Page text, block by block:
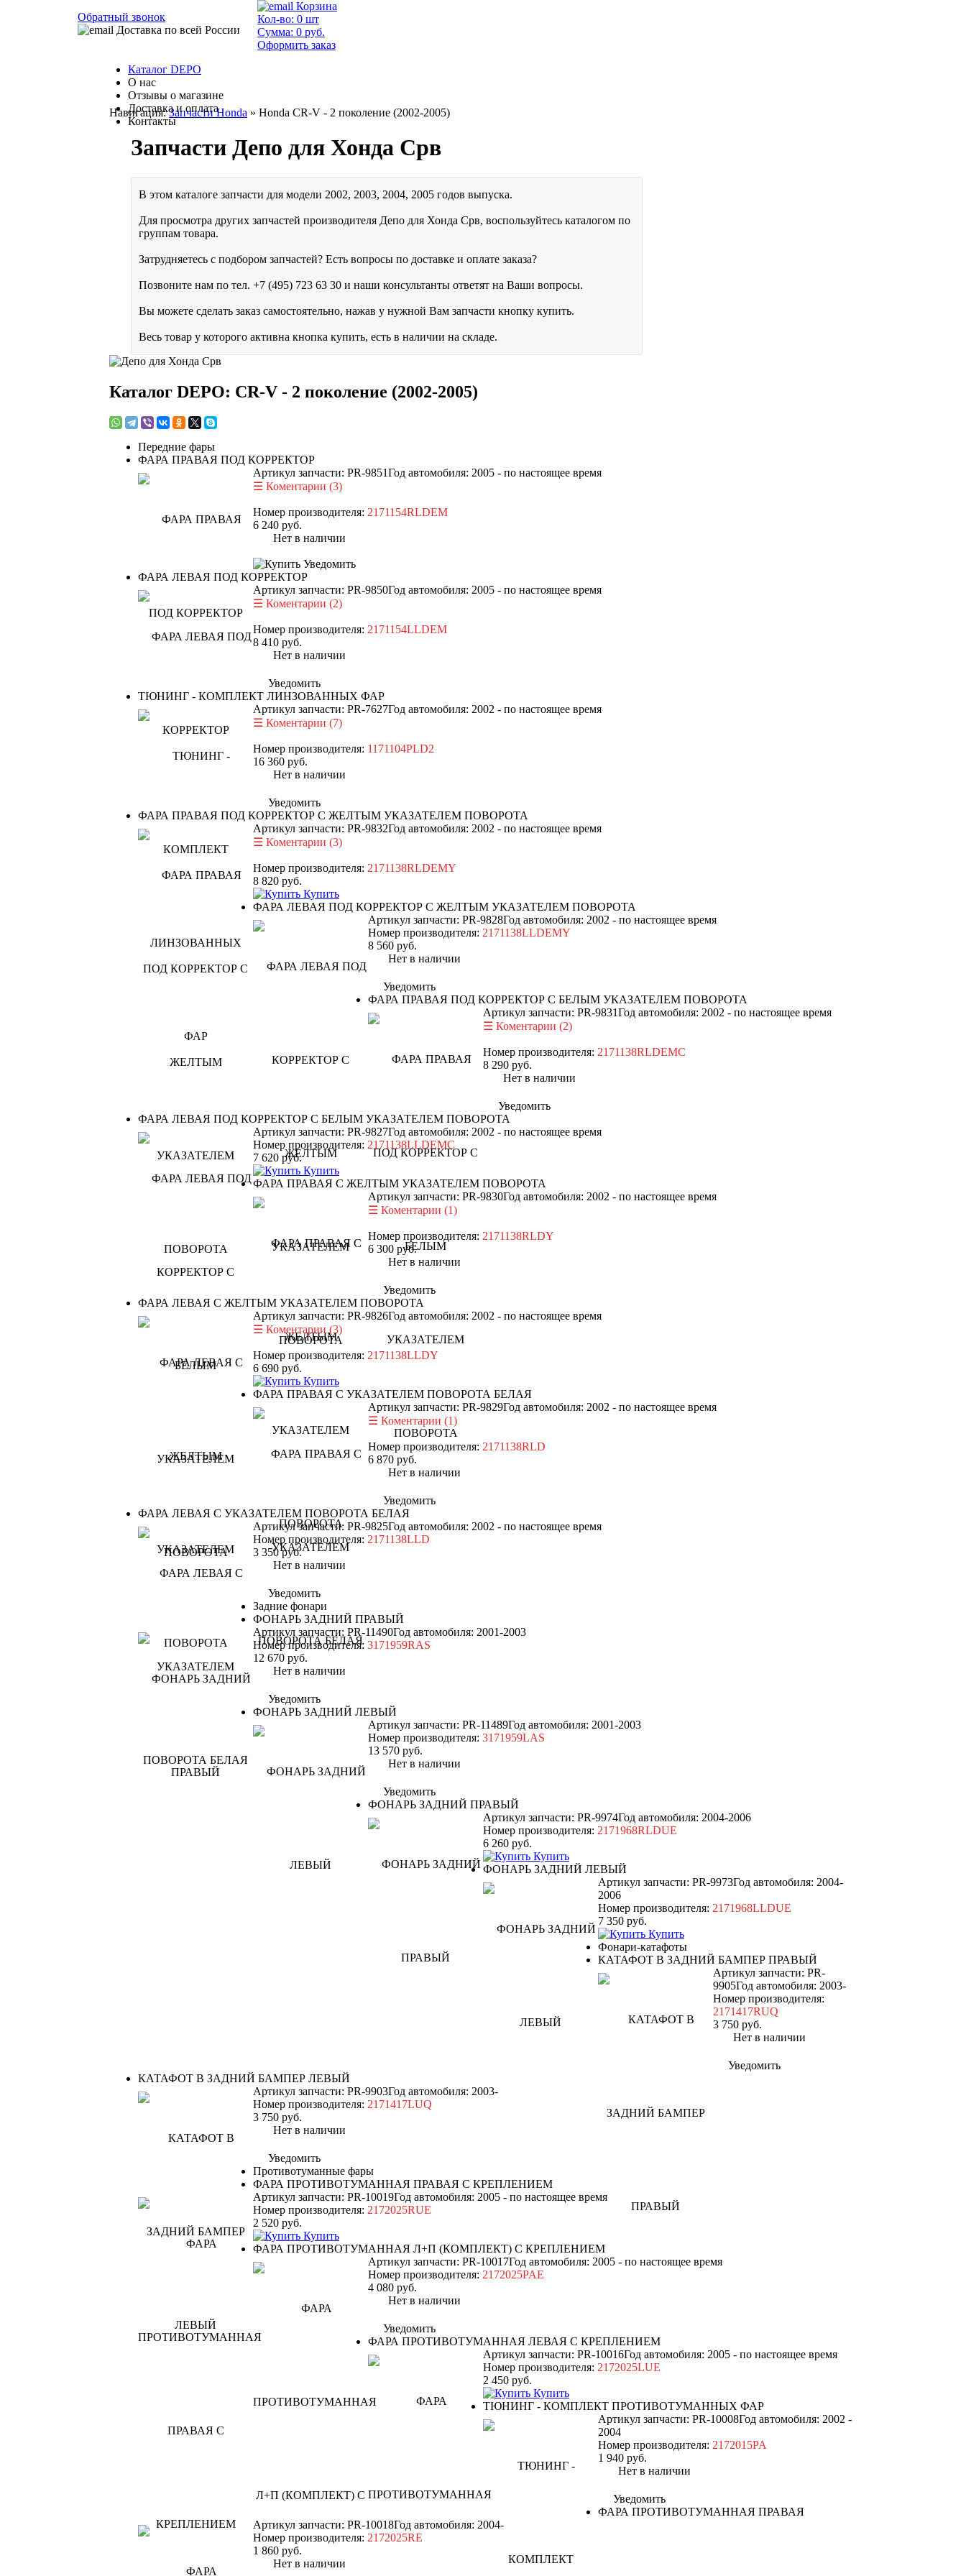
Навигация:Запчасти Honda » Honda CR-V - 2 поколение (2002-2005)
Запчасти Депо для Хонда Срв
В этом каталоге запчасти для модели 2002, 2003, 2004, 2005 годов выпуска.
Для просмотра других запчастей производителя Депо для Хонда Срв, воспользуйтесь каталогом по
группам товара.
Затрудняетесь с подбором запчастей? Есть вопросы по доставке и оплате заказа?
Позвоните нам по тел. +7 (495) 723 63 30 и наши консультанты ответят на Ваши вопросы.
Вы можете сделать заказ самостоятельно, нажав у нужной Вам запчасти кнопку купить.
Весь товар у которого активна кнопка купить, есть в наличии на складе.
Каталог DEPO: CR-V - 2 поколение (2002-2005)
Передние фары
ФАРА ПРАВАЯ ПОД КОРРЕКТОР
Артикул запчасти: PR-9851Год автомобиля: 2005 - по настоящее время
Коментарии (3)
Номер производителя: 2171154RLDEM
6 240 руб.
Нет в наличии
Уведомить
ФАРА ЛЕВАЯ ПОД КОРРЕКТОР
Артикул запчасти: PR-9850Год автомобиля: 2005 - по настоящее время
Коментарии (2)
Номер производителя: 2171154LLDEM
8 410 руб.
Нет в наличии
Уведомить
ТЮНИНГ - КОМПЛЕКТ ЛИНЗОВАННЫХ ФАР
Артикул запчасти: PR-7627Год автомобиля: 2002 - по настоящее время
Коментарии (7)
Номер производителя: 1171104PLD2
16 360 руб.
Нет в наличии
Уведомить
ФАРА ПРАВАЯ ПОД КОРРЕКТОР С ЖЕЛТЫМ УКАЗАТЕЛЕМ ПОВОРОТА
Артикул запчасти: PR-9832Год автомобиля: 2002 - по настоящее время
Коментарии (3)
Номер производителя: 2171138RLDEMY
8 820 руб.
Купить
ФАРА ЛЕВАЯ ПОД КОРРЕКТОР С ЖЕЛТЫМ УКАЗАТЕЛЕМ ПОВОРОТА
Артикул запчасти: PR-9828Год автомобиля: 2002 - по настоящее время
Номер производителя: 2171138LLDEMY
8 560 руб.
Нет в наличии
Уведомить
ФАРА ПРАВАЯ ПОД КОРРЕКТОР С БЕЛЫМ УКАЗАТЕЛЕМ ПОВОРОТА
Артикул запчасти: PR-9831Год автомобиля: 2002 - по настоящее время
Коментарии (2)
Номер производителя: 2171138RLDEMC
8 290 руб.
Нет в наличии
Уведомить
ФАРА ЛЕВАЯ ПОД КОРРЕКТОР С БЕЛЫМ УКАЗАТЕЛЕМ ПОВОРОТА
Артикул запчасти: PR-9827Год автомобиля: 2002 - по настоящее время
Номер производителя: 2171138LLDEMC
7 620 руб.
Купить
ФАРА ПРАВАЯ С ЖЕЛТЫМ УКАЗАТЕЛЕМ ПОВОРОТА
Артикул запчасти: PR-9830Год автомобиля: 2002 - по настоящее время
Коментарии (1)
Номер производителя: 2171138RLDY
6 300 руб.
Нет в наличии
Уведомить
ФАРА ЛЕВАЯ С ЖЕЛТЫМ УКАЗАТЕЛЕМ ПОВОРОТА
Артикул запчасти: PR-9826Год автомобиля: 2002 - по настоящее время
Коментарии (3)
Номер производителя: 2171138LLDY
6 690 руб.
Купить
ФАРА ПРАВАЯ С УКАЗАТЕЛЕМ ПОВОРОТА БЕЛАЯ
Артикул запчасти: PR-9829Год автомобиля: 2002 - по настоящее время
Коментарии (1)
Номер производителя: 2171138RLD
6 870 руб.
Нет в наличии
Уведомить
ФАРА ЛЕВАЯ С УКАЗАТЕЛЕМ ПОВОРОТА БЕЛАЯ
Артикул запчасти: PR-9825Год автомобиля: 2002 - по настоящее время
Номер производителя: 2171138LLD
3 350руб.
Нет в наличии
Уведомить
Задние фонари
ФОНАРЬ ЗАДНИЙ ПРАВЫЙ
Артикул запчасти: PR-11490Год автомобиля: 2001-2003
Номер производителя: 3171959RAS
12 670 руб.
Нет в наличии
Уведомить
ФОНАРЬ ЗАДНИЙ ЛЕВЫЙ
Артикул запчасти: PR-11489Год автомобиля: 2001-2003
Номер производителя: 3171959LAS
13 570 руб.
Нет в наличии
Уведомить
ФОНАРЬ ЗАДНИЙ ПРАВЫЙ
Артикул запчасти: PR-9974Год автомобиля: 2004-2006
Номер производителя: 2171968RLDUE
6 260 руб.
Купить
ФОНАРЬ ЗАДНИЙ ЛЕВЫЙ
Артикул запчасти: PR-9973Год автомобиля: 2004-
2006
Номер производителя: 2171968LLDUE
7 350 руб.
Купить
Фонари-катафоты
КАТАФОТ В ЗАДНИЙ БАМПЕР ПРАВЫЙ
Артикул запчасти: PR-
9905Год автомобиля: 2003-
Номер производителя:
2171417RUQ
3 750 руб.
Нет в наличии
Уведомить
КАТАФОТ В ЗАДНИЙ БАМПЕР ЛЕВЫЙ
Артикул запчасти: PR-9903Год автомобиля: 2003-
Номер производителя: 2171417LUQ
3 750 руб.
Нет в наличии
Уведомить
Противотуманные фары
ФАРА ПРОТИВОТУМАННАЯ ПРАВАЯ С КРЕПЛЕНИЕМ
Артикул запчасти: PR-10019Год автомобиля: 2005 - по настоящее время
Номер производителя: 2172025RUE
2 520 руб.
Купить
ФАРА ПРОТИВОТУМАННАЯ Л+П (КОМПЛЕКТ) С КРЕПЛЕНИЕМ
Артикул запчасти: PR-10017Год автомобиля: 2005 - по настоящее время
Номер производителя: 2172025PAE
4 080 руб.
Нет в наличии
Уведомить
ФАРА ПРОТИВОТУМАННАЯ ЛЕВАЯ С КРЕПЛЕНИЕМ
Артикул запчасти: PR-10016Год автомобиля: 2005 - по настоящее время
Номер производителя: 2172025LUE
2 450 руб.
Купить
ТЮНИНГ - КОМПЛЕКТ ПРОТИВОТУМАННЫХ ФАР
Артикул запчасти: PR-10008Год автомобиля: 2002 -
2004
Номер производителя: 2172015PA
1 940 руб.
Нет в наличии
Уведомить
ФАРА ПРОТИВОТУМАННАЯ ПРАВАЯ
Артикул запчасти: PR-10018Год автомобиля: 2004-
Номер производителя: 2172025RE
1 860 руб.
Нет в наличии
Обратный звонок
Доставка по всей России
Корзина
Кол-во: 0 шт
Сумма: 0 руб.
Оформить заказ
Каталог DEPO
О нас
Отзывы о магазине
Доставка и оплата
Контакты